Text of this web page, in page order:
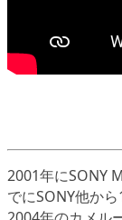
2001年にSONY
でにSONY他か